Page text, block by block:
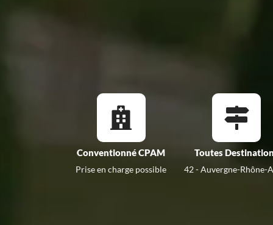
Conventionné CPAM
Prise en charge possible
Toutes
42 - Auvergne-Rhône-